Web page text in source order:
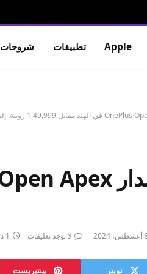
Apple تطبيقات شروحات
2024 لا توجد تعليقات 1 دقائق
تويتر بينتيريست